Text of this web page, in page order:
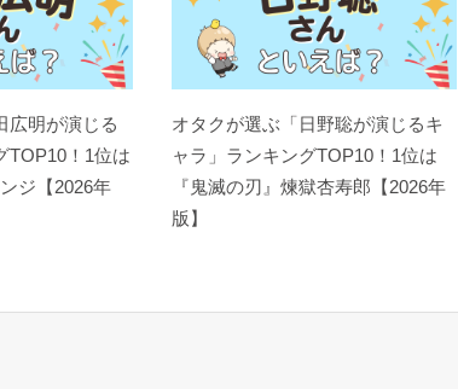
広明が演じる
TOP10！1位は
ジ【2026年
オタクが選ぶ「日野聡が演じるキ
ャラ」ランキングTOP10！1位は
『鬼滅の刃』煉󠄁獄杏寿郎【2026年
版】